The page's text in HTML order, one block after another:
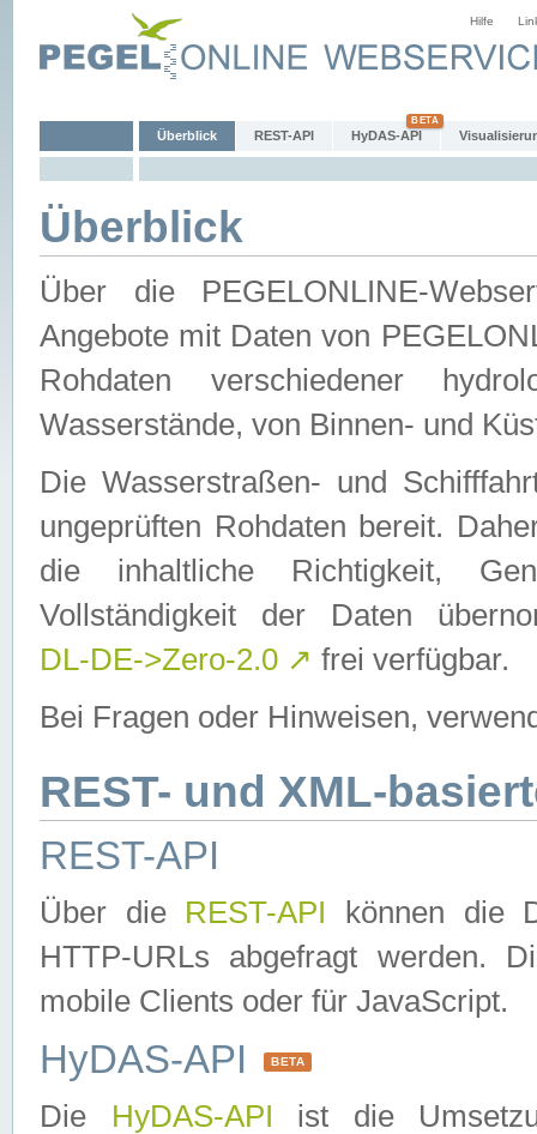
Hilfe
Überblick REST-API HyDAS-API
Überblick
Über die PEGELONLINE-
Angebote mit Daten von
Rohdaten verschiedener
Wasserstände, von Binnen- und
Die Wasserstraßen- und
ungeprüften Rohdaten bereit.
die inhaltliche Richtigkeit,
Vollständigkeit der Daten
DL-DE->Zero-2.0 ↗ frei verfügbar.
Bei Fragen oder Hinweisen,
REST- und XML-
REST-API
Über die REST-API können die
HTTP-URLs abgefragt werden.
mobile Clients oder für JavaScript.
HyDAS-API BETA
Die HyDAS-API ist die